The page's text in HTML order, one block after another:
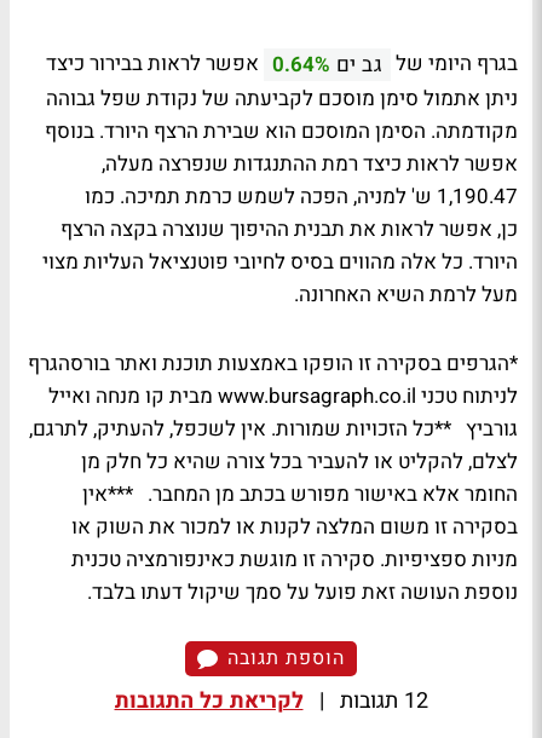
בגרף היומי של גב ים 0.64% אפשר לראות בבירור כיצד
ניתן אתמול סימן מוסכם לקביעתה של נקודת שפל גבוהה
מקודמתה. הסימן המוסכם הוא שבירת הרצף היורד. בנוסף
אפשר לראות כיצד רמת ההתנגדות שנפרצה מעלה,
1,190.47 ש' למניה, הפכה לשמש כרמת תמיכה. כמו
כן, אפשר לראות את תבנית ההיפוך שנוצרה בקצה הרצף
היורד. כל אלה מהווים בסיס לחיובי פוטנציאל העליות מצוי
מעל לרמת השיא האחרונה.
*הגרפים בסקירה זו הופקו באמצעות תוכנת ואתר בורסהגרף
לניתוח טכני www.bursagraph.co.il מבית קו מנחה ואייל
גורביץ **כל הזכויות שמורות. אין לשכפל, להעתיק, לתרגם,
לצלם, להקליט או להעביר בכל צורה שהיא כל חלק מן
החומר אלא באישור מפורש בכתב מן המחבר. ***אין
בסקירה זו משום המלצה לקנות או למכור את השוק או
מניות ספציפיות. סקירה זו מוגשת כאינפורמציה טכנית
נוספת העושה זאת פועל על סמך שיקול דעתו בלבד.
הוספת תגובה
12 תגובות | לקריאת כל התגובות